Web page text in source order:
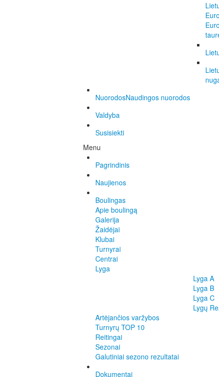
NuorodosNaudingos nuorodos
Valdyba
Susisiekti
Menu
Pagrindinis
Naujienos
Boulingas
Apie boulingą
Galerija
Žaidėjai
Klubai
Turnyrai
Centrai
Lyga
Lyga A
Lyga B
Lyga C
Lygų
Artėjančios varžybos
Turnyrų TOP 10
Reitingai
Sezonai
Galutiniai sezono rezultatai
Dokumentai